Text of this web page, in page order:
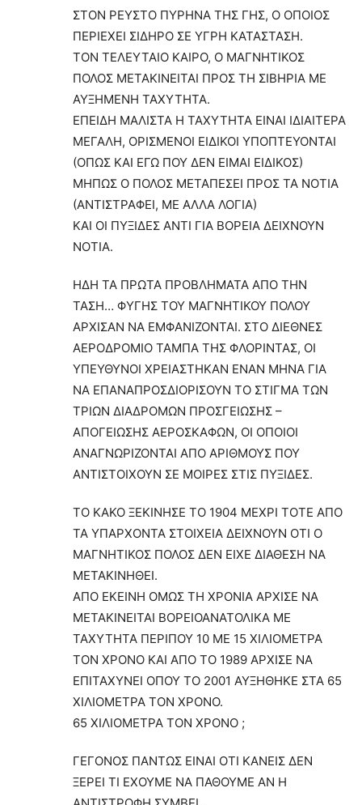
ΣΤΟΝ ΡΕΥΣΤΟ ΠΥΡΗΝΑ ΤΗΣ ΓΗΣ, Ο ΟΠΟΙΟΣ
ΠΕΡΙΕΧΕΙ ΣΙΔΗΡΟ ΣΕ ΥΓΡΗ ΚΑΤΑΣΤΑΣΗ.
ΤΟΝ ΤΕΛΕΥΤΑΙΟ ΚΑΙΡΟ, Ο ΜΑΓΝΗΤΙΚΟΣ
ΠΟΛΟΣ ΜΕΤΑΚΙΝΕΙΤΑΙ ΠΡΟΣ ΤΗ ΣΙΒΗΡΙΑ ΜΕ
ΑΥΞΗΜΕΝΗ ΤΑΧΥΤΗΤΑ.
ΕΠΕΙΔΗ ΜΑΛΙΣΤΑ Η ΤΑΧΥΤΗΤΑ ΕΙΝΑΙ ΙΔΙΑΙΤΕΡΑ
ΜΕΓΑΛΗ, ΟΡΙΣΜΕΝΟΙ ΕΙΔΙΚΟΙ ΥΠΟΠΤΕΥΟΝΤΑΙ
(ΟΠΩΣ ΚΑΙ ΕΓΩ ΠΟΥ ΔΕΝ ΕΙΜΑΙ ΕΙΔΙΚΟΣ)
ΜΗΠΩΣ Ο ΠΟΛΟΣ ΜΕΤΑΠΕΣΕΙ ΠΡΟΣ ΤΑ ΝΟΤΙΑ
(ΑΝΤΙΣΤΡΑΦΕΙ, ΜΕ ΑΛΛΑ ΛΟΓΙΑ)
ΚΑΙ ΟΙ ΠΥΞΙΔΕΣ ΑΝΤΙ ΓΙΑ ΒΟΡΕΙΑ ΔΕΙΧΝΟΥΝ
ΝΟΤΙΑ.
ΗΔΗ ΤΑ ΠΡΩΤΑ ΠΡΟΒΛΗΜΑΤΑ ΑΠΟ ΤΗΝ
ΤΑΣΗ… ΦΥΓΗΣ ΤΟΥ ΜΑΓΝΗΤΙΚΟΥ ΠΟΛΟΥ
ΑΡΧΙΣΑΝ ΝΑ ΕΜΦΑΝΙΖΟΝΤΑΙ. ΣΤΟ ΔΙΕΘΝΕΣ
ΑΕΡΟΔΡΟΜΙΟ ΤΑΜΠΑ ΤΗΣ ΦΛΟΡΙΝΤΑΣ, ΟΙ
ΥΠΕΥΘΥΝΟΙ ΧΡΕΙΑΣΤΗΚΑΝ ΕΝΑΝ ΜΗΝΑ ΓΙΑ
ΝΑ ΕΠΑΝΑΠΡΟΣΔΙΟΡΙΣΟΥΝ ΤΟ ΣΤΙΓΜΑ ΤΩΝ
ΤΡΙΩΝ ΔΙΑΔΡΟΜΩΝ ΠΡΟΣΓΕΙΩΣΗΣ –
ΑΠΟΓΕΙΩΣΗΣ ΑΕΡΟΣΚΑΦΩΝ, ΟΙ ΟΠΟΙΟΙ
ΑΝΑΓΝΩΡΙΖΟΝΤΑΙ ΑΠΟ ΑΡΙΘΜΟΥΣ ΠΟΥ
ΑΝΤΙΣΤΟΙΧΟΥΝ ΣΕ ΜΟΙΡΕΣ ΣΤΙΣ ΠΥΞΙΔΕΣ.
ΤΟ ΚΑΚΟ ΞΕΚΙΝΗΣΕ ΤΟ 1904 ΜΕΧΡΙ ΤΟΤΕ ΑΠΟ
ΤΑ ΥΠΑΡΧΟΝΤΑ ΣΤΟΙΧΕΙΑ ΔΕΙΧΝΟΥΝ ΟΤΙ Ο
ΜΑΓΝΗΤΙΚΟΣ ΠΟΛΟΣ ΔΕΝ ΕΙΧΕ ΔΙΑΘΕΣΗ ΝΑ
ΜΕΤΑΚΙΝΗΘΕΙ.
ΑΠΟ ΕΚΕΙΝΗ ΟΜΩΣ ΤΗ ΧΡΟΝΙΑ ΑΡΧΙΣΕ ΝΑ
ΜΕΤΑΚΙΝΕΙΤΑΙ ΒΟΡΕΙΟΑΝΑΤΟΛΙΚΑ ΜΕ
ΤΑΧΥΤΗΤΑ ΠΕΡΙΠΟΥ 10 ΜΕ 15 ΧΙΛΙΟΜΕΤΡΑ
ΤΟΝ ΧΡΟΝΟ ΚΑΙ ΑΠΟ ΤΟ 1989 ΑΡΧΙΣΕ ΝΑ
ΕΠΙΤΑΧΥΝΕΙ ΟΠΟΥ ΤΟ 2001 ΑΥΞΗΘΗΚΕ ΣΤΑ 65
ΧΙΛΙΟΜΕΤΡΑ ΤΟΝ ΧΡΟΝΟ.
65 ΧΙΛΙΟΜΕΤΡΑ ΤΟΝ ΧΡΟΝΟ ;
ΓΕΓΟΝΟΣ ΠΑΝΤΩΣ ΕΙΝΑΙ ΟΤΙ ΚΑΝΕΙΣ ΔΕΝ
ΞΕΡΕΙ ΤΙ ΕΧΟΥΜΕ ΝΑ ΠΑΘΟΥΜΕ ΑΝ Η